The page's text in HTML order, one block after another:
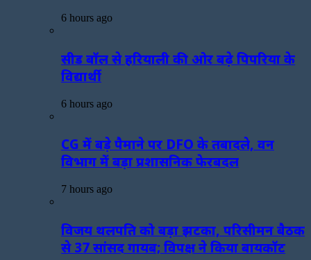
6 hours ago
सीड बॉल से हरियाली की ओर बढ़े पिपरिया के
विद्यार्थी
6 hours ago
CG में बड़े पैमाने पर DFO के तबादले, वन
विभाग में बड़ा प्रशासनिक फेरबदल
7 hours ago
विजय थलपति को बड़ा झटका, परिसीमन बैठक
से 37 सांसद गायब; विपक्ष ने किया बायकॉट